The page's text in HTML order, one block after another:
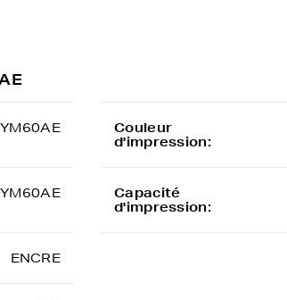
ENCRE
Couleur
d'impression:
Capacité
d'impression: